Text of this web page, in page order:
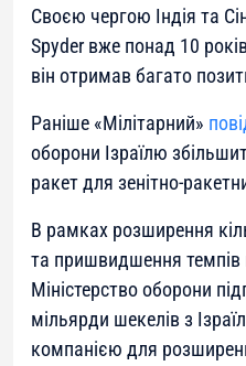
Своєю чергою Індія та
Spyder вже понад 10
він отримав багато
Раніше «Мілітарний»
оборони Ізраїлю
ракет для зенітно-
В рамках розширення
та пришвидшення темпів
Міністерство оборони
мільярди шекелів з
компанією для